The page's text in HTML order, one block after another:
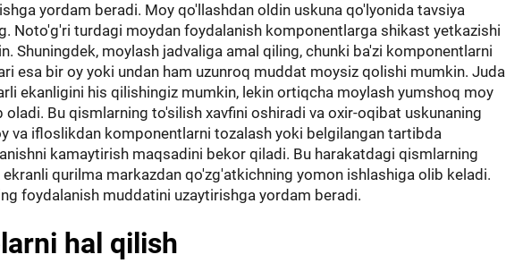
yordam beradi. Moy qo'llashdan oldin uskuna qo'lyonida tavsiya
Noto'g'ri turdagi moydan foydalanish komponentlarga shikast yetkazishi
Shuningdek, moylash jadvaliga amal qiling, chunki ba'zi komponentlarni
esa bir oy yoki undan ham uzunroq muddat moysiz qolishi mumkin. Juda
ekanligini his qilishingiz mumkin, lekin ortiqcha moylash yumshoq moy
oladi. Bu qismlarning to'silish xavfini oshiradi va oxir-oqibat uskunaning
va ifloslikdan komponentlarni tozalash yoki belgilangan tartibda
kamaytirish maqsadini bekor qiladi. Bu harakatdagi qismlarning
qurilma markazdan qo'zg'atkichning yomon ishlashiga olib keladi.
foydalanish muddatini uzaytirishga yordam beradi.
hal qilish